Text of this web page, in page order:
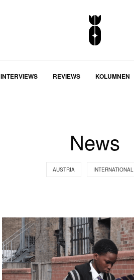
INTERVIEWS REVIEWS KOLUMNEN
News
AUSTRIA INTERNATIONAL